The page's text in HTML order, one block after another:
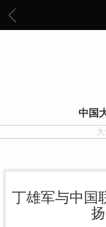
中国
丁雄军与中国